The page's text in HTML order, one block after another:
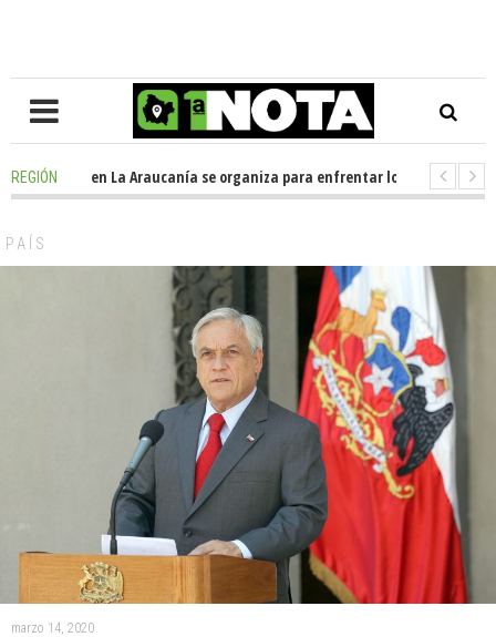
REGIÓN
Oposición en La Araucanía se organiza para enfrentar los impactos de
PAÍS
marzo 14, 2020